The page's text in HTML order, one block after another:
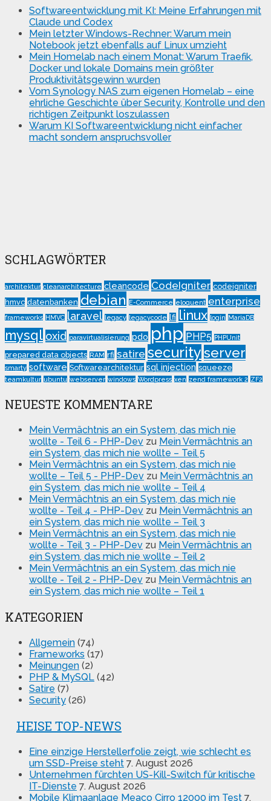
Softwareentwicklung mit KI: Meine Erfahrungen mit
Claude und Codex
Mein letzter Windows-Rechner: Warum mein
Notebook jetzt ebenfalls auf Linux umzieht
Mein Homelab nach einem Monat: Warum Traefik,
Docker und lokale Domains mein größter
Produktivitätsgewinn wurden
Vom Synology NAS zum eigenen Homelab – eine
ehrliche Geschichte über Security, Kontrolle und den
richtigen Zeitpunkt loszulassen
Warum KI Softwareentwicklung nicht einfacher
macht sondern anspruchsvoller
SCHLAGWÖRTER
architektur cleanarchitecture cleancode CodeIgniter codeigniter
hmvc datenbanken debian E-Commerce eloquent enterprise
frameworks HMVC laravel legacy legacycode lfi linux login MariaDB
mysql oxid paravirtualisierung pdo php PHP5 PHPUnit
prepared data objects RAM rfi satire securityserver
smarty software Softwarearchitektur sql injection squeeze
teamkultur ubuntu webserver windows Wordpress xen zend framework 2 ZF2
NEUESTE KOMMENTARE
Mein Vermächtnis an ein System, das mich nie
wollte - Teil 6 - PHP-Dev zu Mein Vermächtnis an
ein System, das mich nie wollte – Teil 5
Mein Vermächtnis an ein System, das mich nie
wollte – Teil 5 - PHP-Dev zu Mein Vermächtnis an
ein System, das mich nie wollte – Teil 4
Mein Vermächtnis an ein System, das mich nie
wollte - Teil 4 - PHP-Dev zu Mein Vermächtnis an
ein System, das mich nie wollte – Teil 3
Mein Vermächtnis an ein System, das mich nie
wollte - Teil 3 - PHP-Dev zu Mein Vermächtnis an
ein System, das mich nie wollte – Teil 2
Mein Vermächtnis an ein System, das mich nie
wollte - Teil 2 - PHP-Dev zu Mein Vermächtnis an
ein System, das mich nie wollte – Teil 1
KATEGORIEN
Allgemein (74)
Frameworks (17)
Meinungen (2)
PHP & MySQL (42)
Satire (7)
Security (26)
HEISE TOP-NEWS
Eine einzige Herstellerfolie zeigt, wie schlecht es
um SSD-Preise steht 7. August 2026
Unternehmen fürchten US-Kill-Switch für kritische
IT-Dienste 7. August 2026
Mobile Klimaanlage Meaco Cirro 12000 im Test 7.